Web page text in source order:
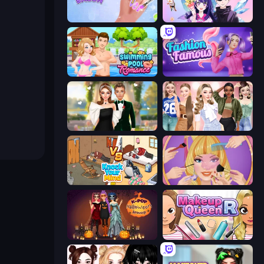
Nail Salon Anime Couple: Avatar Maker
Swimming Pool Romance Fashion Famous
Valentine's Day Proposal Fashion Week 2025
Knock Your Mind Extreme Makeover
Make Up Queen R